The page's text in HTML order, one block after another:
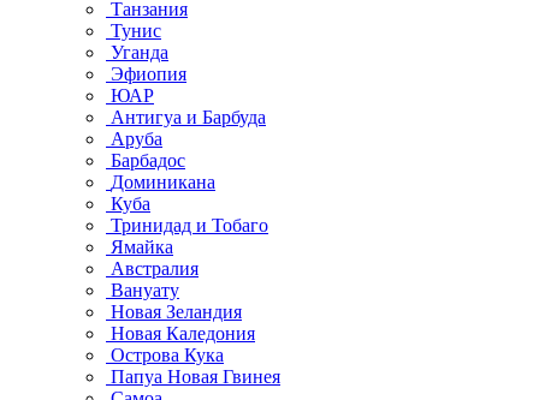
Танзания
Тунис
Уганда
Эфиопия
ЮАР
Антигуа и Барбуда
Аруба
Барбадос
Доминикана
Куба
Тринидад и Тобаго
Ямайка
Австралия
Вануату
Новая Зеландия
Новая Каледония
Острова Кука
Папуа Новая Гвинея